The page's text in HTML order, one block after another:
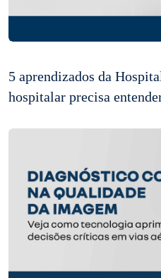
5 aprendizados da
hospitalar precisa